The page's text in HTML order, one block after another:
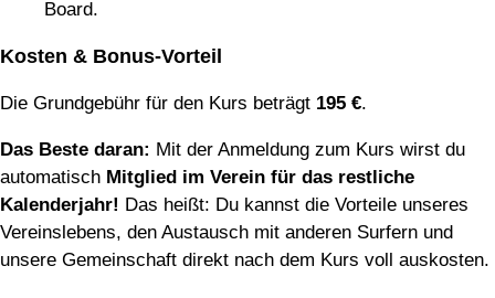
Board.
Kosten & Bonus-Vorteil
Die Grundgebühr für den Kurs beträgt 195 €.
Das Beste daran: Mit der Anmeldung zum Kurs wirst du
automatisch Mitglied im Verein für das restliche
Kalenderjahr! Das heißt: Du kannst die Vorteile unseres
Vereinslebens, den Austausch mit anderen Surfern und
unsere Gemeinschaft direkt nach dem Kurs voll auskosten.